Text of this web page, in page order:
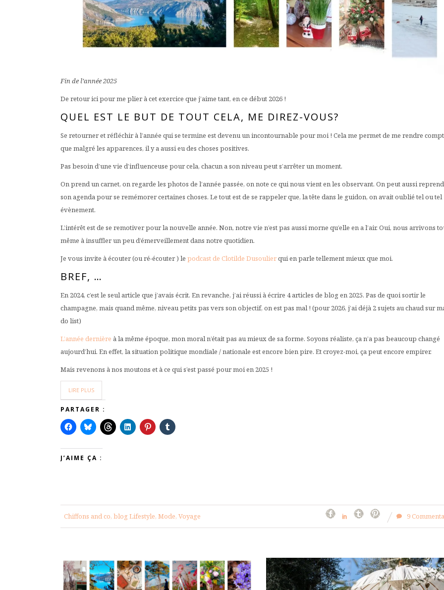
Fin de l’année 2025
De retour ici pour me plier à cet exercice que j’aime tant, en ce début 2026 !
QUEL EST LE BUT DE TOUT CELA, ME DIREZ-VOUS?
Se retourner et réfléchir à l’année qui se termine est devenu un incontournable pour moi ! Cela me permet de me rendre
que malgré les apparences, il y a aussi eu des choses positives.
Pas besoin d’une vie d’influenceuse pour cela, chacun a son niveau peut s’arrêter un moment.
On prend un carnet, on regarde les photos de l’année passée, on note ce qui nous vient en les observant. On peut aussi
son agenda pour se remémorer certaines choses. Le tout est de se rappeler que, la tête dans le guidon, on avait oublié tel ou tel
évènement.
L’intérêt est de se remotiver pour la nouvelle année. Non, notre vie n’est pas aussi morne qu’elle en a l’air. Oui, nous arrivons
même à insuffler un peu d’émerveillement dans notre quotidien.
Je vous invite à écouter (ou ré-écouter ) le podcast de Clotilde Dusoulierqui en parle tellement mieux que moi.
BREF, …
En 2024, c’est le seul article que j’avais écrit. En revanche, j’ai réussi à écrire 4 articles de blog en 2025. Pas de quoi sortir le
champagne, mais quand même, niveau petits pas vers son objectif, on est pas mal ! (pour 2026, j’ai déjà 2 sujets au chaud sur
do list)
L’année dernière à la même époque, mon moral n’était pas au mieux de sa forme. Soyons réaliste, ça n’a pas beaucoup changé
aujourd’hui. En effet, la situation politique mondiale / nationale est encore bien pire. Et croyez-moi, ça peut encore empirer.
Mais revenons à nos moutons et à ce qui s’est passé pour moi en 2025 !
LIRE PLUS
PARTAGER :
J’AIME ÇA :
Chiffons and co, blog Lifestyle, Mode, Voyage 9